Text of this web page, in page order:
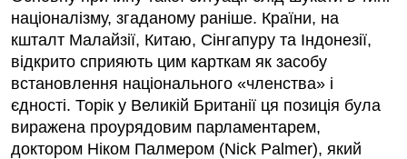
націоналізму, згаданому раніше. Країни, на
кшталт Малайзії, Китаю, Сінгапуру та Індонезії,
відкрито сприяють цим карткам як засобу
встановлення національного «членства» і
єдності. Торік у Великій Британії ця позиція була
виражена проурядовим парламентарем,
доктором Ніком Палмером (Nick Pal­mer), який